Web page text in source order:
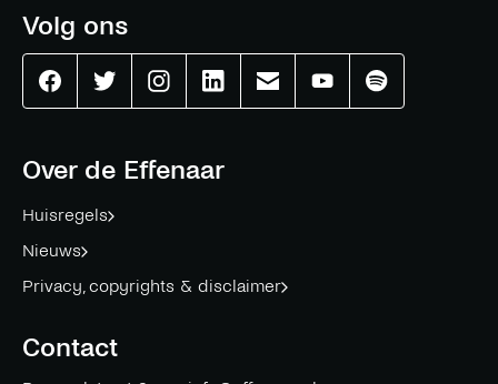
Over de Effenaar
Huisregels
Nieuws
Privacy, copyrights & disclaimer
Contact
Volg ons
EffenaarEffenaarEffenaarEffenaarEffenaarEffenaarEffenaar